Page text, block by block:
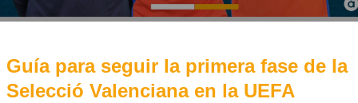
Guía para seguir la primera fase de la
Selecció Valenciana en la UEFA